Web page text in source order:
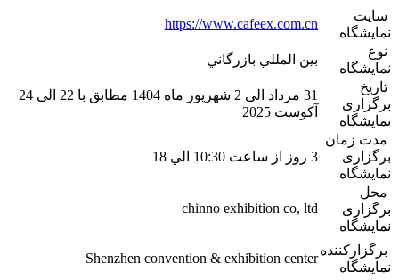
سایت
نمایشگاه
https://www.cafeex.com.cn
نوع
نمایشگاه
بين المللي بازرگاني
تاریخ
برگزاری
نمایشگاه
31 مرداد الی 2 شهریور ماه 1404 مطابق با 22 الی 24
آکوست 2025
مدت زمان
برگزاری
نمایشگاه
3 روز از ساعت 10:30 الي 18
محل
برگزاری
نمایشگاه
chinno exhibition co, ltd
برگزارکننده
نمایشگاه
Shenzhen convention & exhibition center